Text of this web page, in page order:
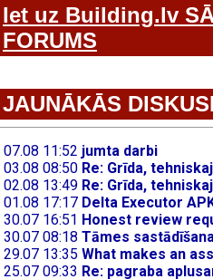
Iet uz Building.lv
FORUMS
JAUNĀKĀS